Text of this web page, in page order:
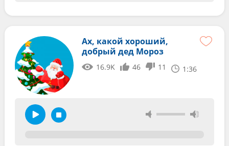
Ах, какой хороший,
добрый дед Мороз
16.9K 46 11 1:36